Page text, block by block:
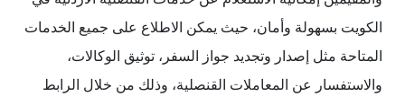
الكويت بسهولة وأمان، حيث يمكن الاطلاع على جميع الخدمات
المتاحة مثل إصدار وتجديد جواز السفر، توثيق الوكالات،
والاستفسار عن المعاملات القنصلية، وذلك من خلال الرابط